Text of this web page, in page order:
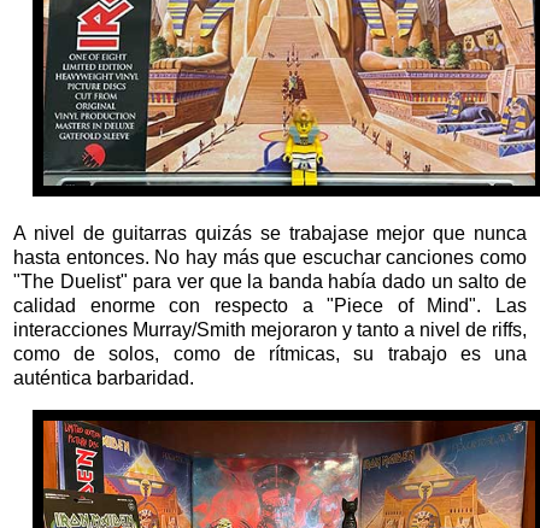
A nivel de guitarras quizás se trabajase mejor que nunca
hasta entonces. No hay más que escuchar canciones como
"The Duelist" para ver que la banda había dado un salto de
calidad enorme con respecto a "Piece of Mind". Las
interacciones Murray/Smith mejoraron y tanto a nivel de riffs,
como de solos, como de rítmicas, su trabajo es una
auténtica barbaridad.